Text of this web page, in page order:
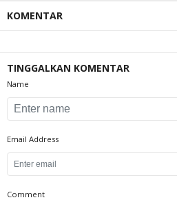
KOMENTAR
TINGGALKAN KOMENTAR
Name
Email Address
Comment